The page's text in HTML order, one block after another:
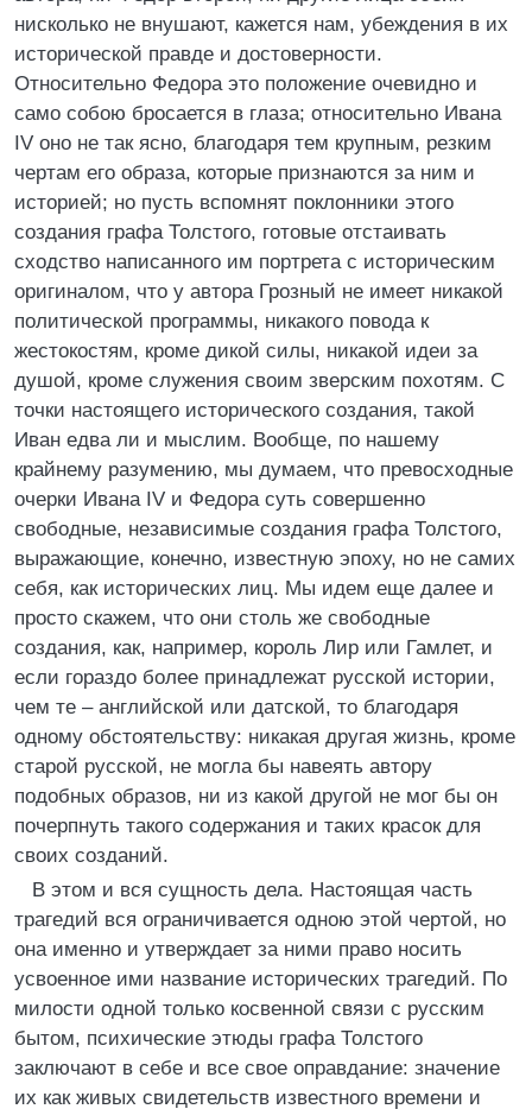
нисколько не внушают, кажется нам, убеждения в их
исторической правде и достоверности.
Относительно Федора это положение очевидно и
само собою бросается в глаза; относительно Ивана
IV оно не так ясно, благодаря тем крупным, резким
чертам его образа, которые признаются за ним и
историей; но пусть вспомнят поклонники этого
создания графа Толстого, готовые отстаивать
сходство написанного им портрета с историческим
оригиналом, что у автора Грозный не имеет никакой
политической программы, никакого повода к
жестокостям, кроме дикой силы, никакой идеи за
душой, кроме служения своим зверским похотям. С
точки настоящего исторического создания, такой
Иван едва ли и мыслим. Вообще, по нашему
крайнему разумению, мы думаем, что превосходные
очерки Ивана IV и Федора суть совершенно
свободные, независимые создания графа Толстого,
выражающие, конечно, известную эпоху, но не самих
себя, как исторических лиц. Мы идем еще далее и
просто скажем, что они столь же свободные
создания, как, например, король Лир или Гамлет, и
если гораздо более принадлежат русской истории,
чем те – английской или датской, то благодаря
одному обстоятельству: никакая другая жизнь, кроме
старой русской, не могла бы навеять автору
подобных образов, ни из какой другой не мог бы он
почерпнуть такого содержания и таких красок для
своих созданий.
В этом и вся сущность дела. Настоящая часть
трагедий вся ограничивается одною этой чертой, но
она именно и утверждает за ними право носить
усвоенное ими название исторических трагедий. По
милости одной только косвенной связи с русским
бытом, психические этюды графа Толстого
заключают в себе и все свое оправдание: значение
их как живых свидетельств известного времени и